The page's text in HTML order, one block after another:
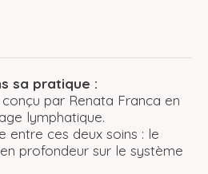
sa pratique :
par Renata Franca en
lymphatique.
entre ces deux soins : le
profondeur sur le système